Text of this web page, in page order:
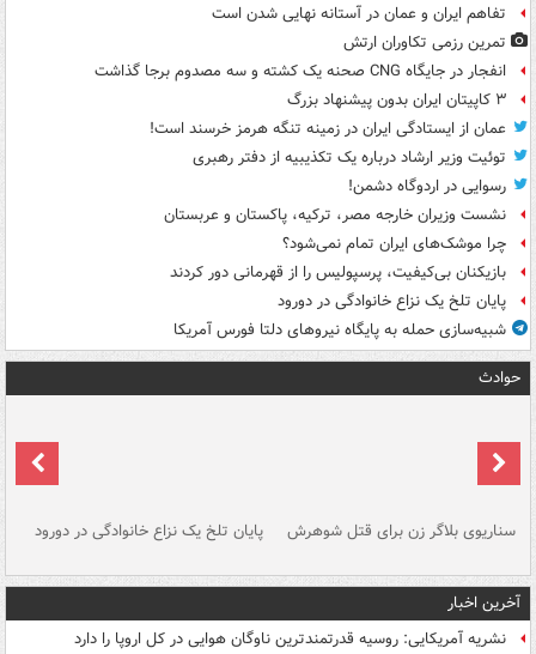
تفاهم ایران و عمان در آستانه نهایی شدن است
تمرین رزمی تکاوران ارتش
انفجار در جایگاه CNG صحنه یک کشته و سه مصدوم برجا گذاشت
۳ کاپیتان ایران بدون پیشنهاد بزرگ
عمان از ایستادگی ایران در زمینه تنگه هرمز خرسند است!
توئیت وزیر ارشاد درباره یک تکذیبیه از دفتر رهبری
رسوایی در اردوگاه دشمن!
نشست وزیران خارجه مصر، ترکیه، پاکستان و عربستان
چرا موشک‌های ایران تمام نمی‌شود؟
بازیکنان بی‌کیفیت، پرسپولیس را از قهرمانی دور کردند
پایان تلخ یک نزاع خانوادگی در دورود
شبیه‌سازی حمله به پایگاه نیروهای دلتا فورس آمریکا
حوادث
سناریوی بلاگر زن برای قتل شوهرش پایان تلخ یک نزاع خانوادگی در دورود
آخرین اخبار
نشریه آمریکایی: روسیه قدرتمندترین ناوگان هوایی در کل اروپا را دارد